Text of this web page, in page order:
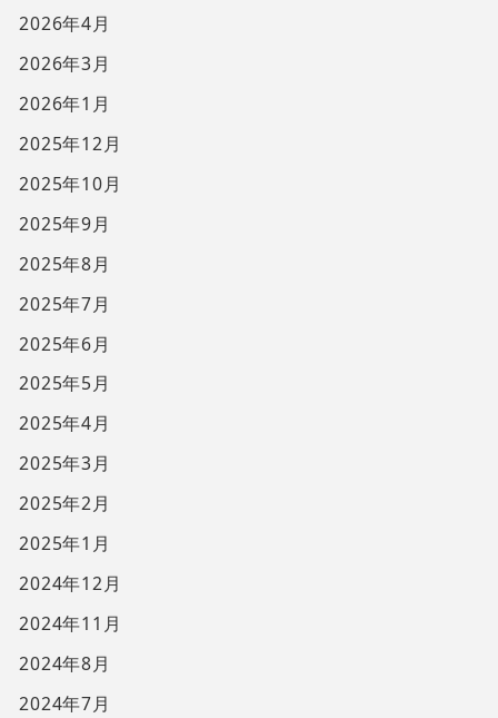
2026年4月
2026年3月
2026年1月
2025年12月
2025年10月
2025年9月
2025年8月
2025年7月
2025年6月
2025年5月
2025年4月
2025年3月
2025年2月
2025年1月
2024年12月
2024年11月
2024年8月
2024年7月